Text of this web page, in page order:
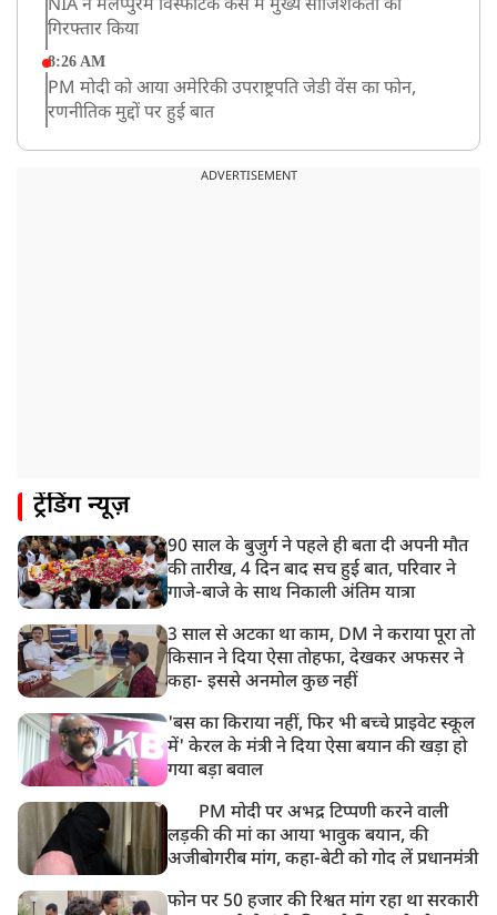
NIA ने मलप्पुरम विस्फोटक केस में मुख्य साजिशकर्ता को
गिरफ्तार किया
8:26 AM
PM मोदी को आया अमेरिकी उपराष्ट्रपति जेडी वेंस का फोन,
रणनीतिक मुद्दों पर हुई बात
रांची: छात्रों और झारखंड सरकार के बीच आज होगी तीसरे दौर
ADVERTISEMENT
ट्रेंडिंग न्यूज़
90 साल के बुजुर्ग ने पहले ही बता दी अपनी मौत
की तारीख, 4 दिन बाद सच हुई बात, परिवार ने
गाजे-बाजे के साथ निकाली अंतिम यात्रा
3 साल से अटका था काम, DM ने कराया पूरा तो
किसान ने दिया ऐसा तोहफा, देखकर अफसर ने
कहा- इससे अनमोल कुछ नहीं
'बस का किराया नहीं, फिर भी बच्चे प्राइवेट स्कूल
में' केरल के मंत्री ने दिया ऐसा बयान की खड़ा हो
गया बड़ा बवाल
PM मोदी पर अभद्र टिप्पणी करने वाली
लड़की की मां का आया भावुक बयान, की
अजीबोगरीब मांग, कहा-बेटी को गोद लें प्रधानमंत्री
फोन पर 50 हजार की रिश्वत मांग रहा था सरकारी